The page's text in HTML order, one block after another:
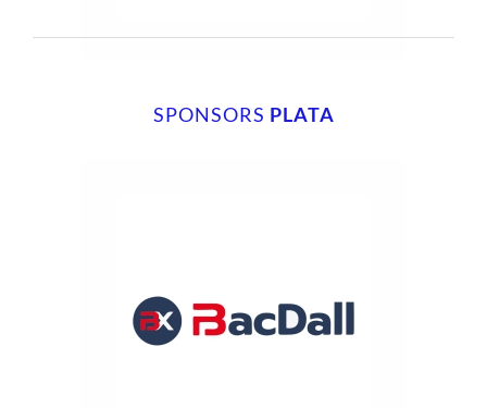
SPONSORS PLATA